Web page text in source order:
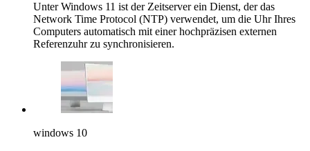
Unter Windows 11 ist der Zeitserver ein Dienst, der das
Network Time Protocol (NTP) verwendet, um die Uhr Ihres
Computers automatisch mit einer hochpräzisen externen
Referenzuhr zu synchronisieren.
windows 10